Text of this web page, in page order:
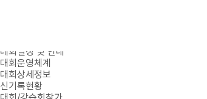
대회일정 및 안내
대회운영체계
대회상세정보
신기록현황